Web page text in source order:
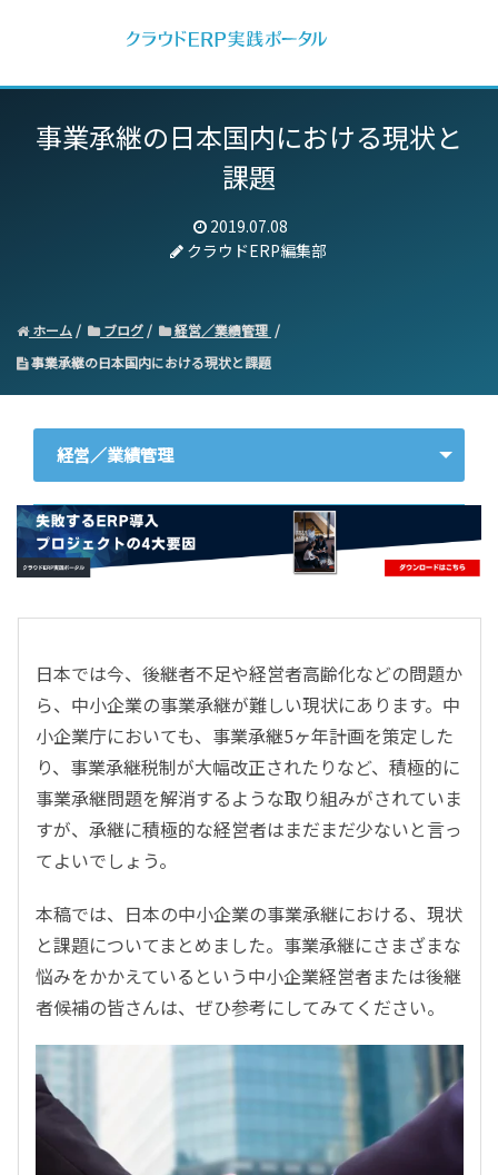
事業承継の日本国内における現状と
課題
2019.07.08
クラウドERP編集部
ホーム ブログ
経営／業績管理
事業承継の日本国内における現状と課題
経営／業績管理
ERP
会計
CRM／営業支援／Eコマース
DX（2025年の崖）／クラウドコンピューティング
データ分析／BI
ガバナンス／リスク管理
BPR／業務改善
日本では今、後継者不足や経営者高齢化などの問題か
ら、中小企業の事業承継が難しい現状にあります。中
小企業庁においても、事業承継5ヶ年計画を策定した
り、事業承継税制が大幅改正されたりなど、積極的に
事業承継問題を解消するような取り組みがされていま
すが、承継に積極的な経営者はまだまだ少ないと言っ
てよいでしょう。
本稿では、日本の中小企業の事業承継における、現状
と課題についてまとめました。事業承継にさまざまな
悩みをかかえているという中小企業経営者または後継
者候補の皆さんは、ぜひ参考にしてみてください。